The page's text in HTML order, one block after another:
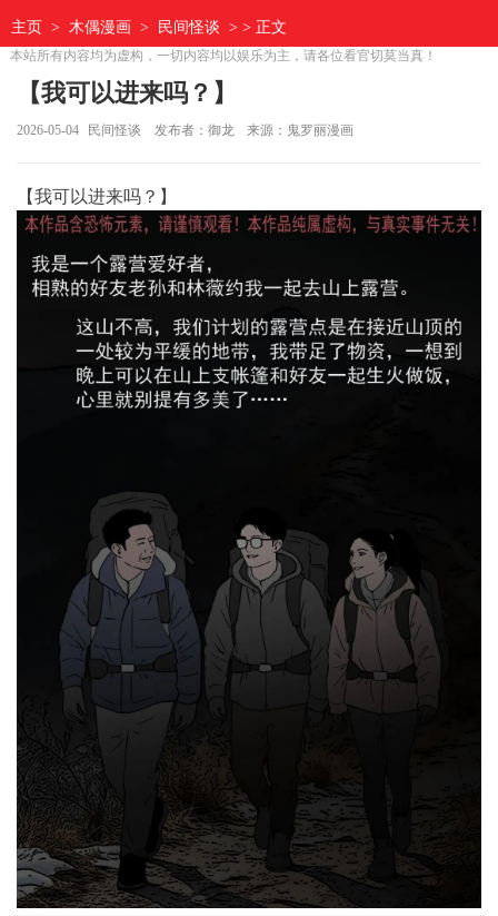
主页 > 木偶漫画 > 民间怪谈 > > 正文
本站所有内容均为虚构，一切内容均以娱乐为主，请各位看官切莫当真！
【我可以进来吗？】
2026-05-04 民间怪谈 发布者：御龙 来源：鬼罗丽漫画
【我可以进来吗？】